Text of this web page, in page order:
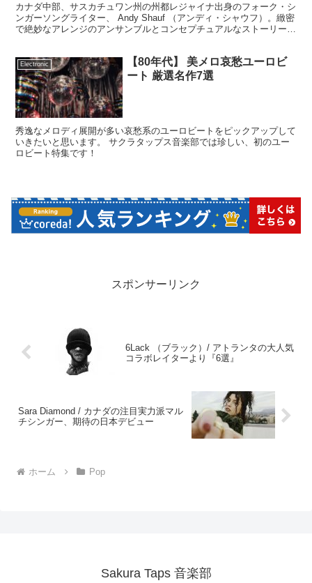
カナダ中部、サスカチュワン州の州都レジャイナ出身のフォーク・シ
ンガーソングライター、 Andy Shauf （アンディ・シャウフ）。緻密
で絶妙なアレンジのアンサンブルとコンセプチュアルなストーリーに
Electronic
【80年代】 美メロ哀愁ユーロビ
ート 厳選名作7選
秀逸なメロディ展開が多い哀愁系のユーロビートをピックアップして
いきたいと思います。 サクラタップス音楽部では珍しい、初のユー
ロビート特集です！
スポンサーリンク
6Lack （ブラック）/ アトランタの大人気
コラボレイターより『6選』
Sara Diamond / カナダの注目実力派マル
チシンガー、期待の日本デビュー
ホーム Pop
Sakura Taps 音楽部